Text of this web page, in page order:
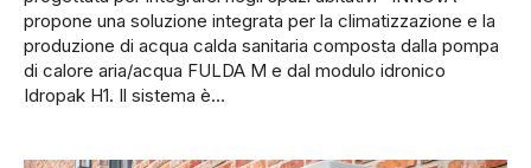
propone una soluzione integrata per la climatizzazione e la
produzione di acqua calda sanitaria composta dalla pompa
di calore aria/acqua FULDA M e dal modulo idronico
Idropak H1. Il sistema è…